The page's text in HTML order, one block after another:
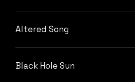
Altered Song
Black Hole Sun